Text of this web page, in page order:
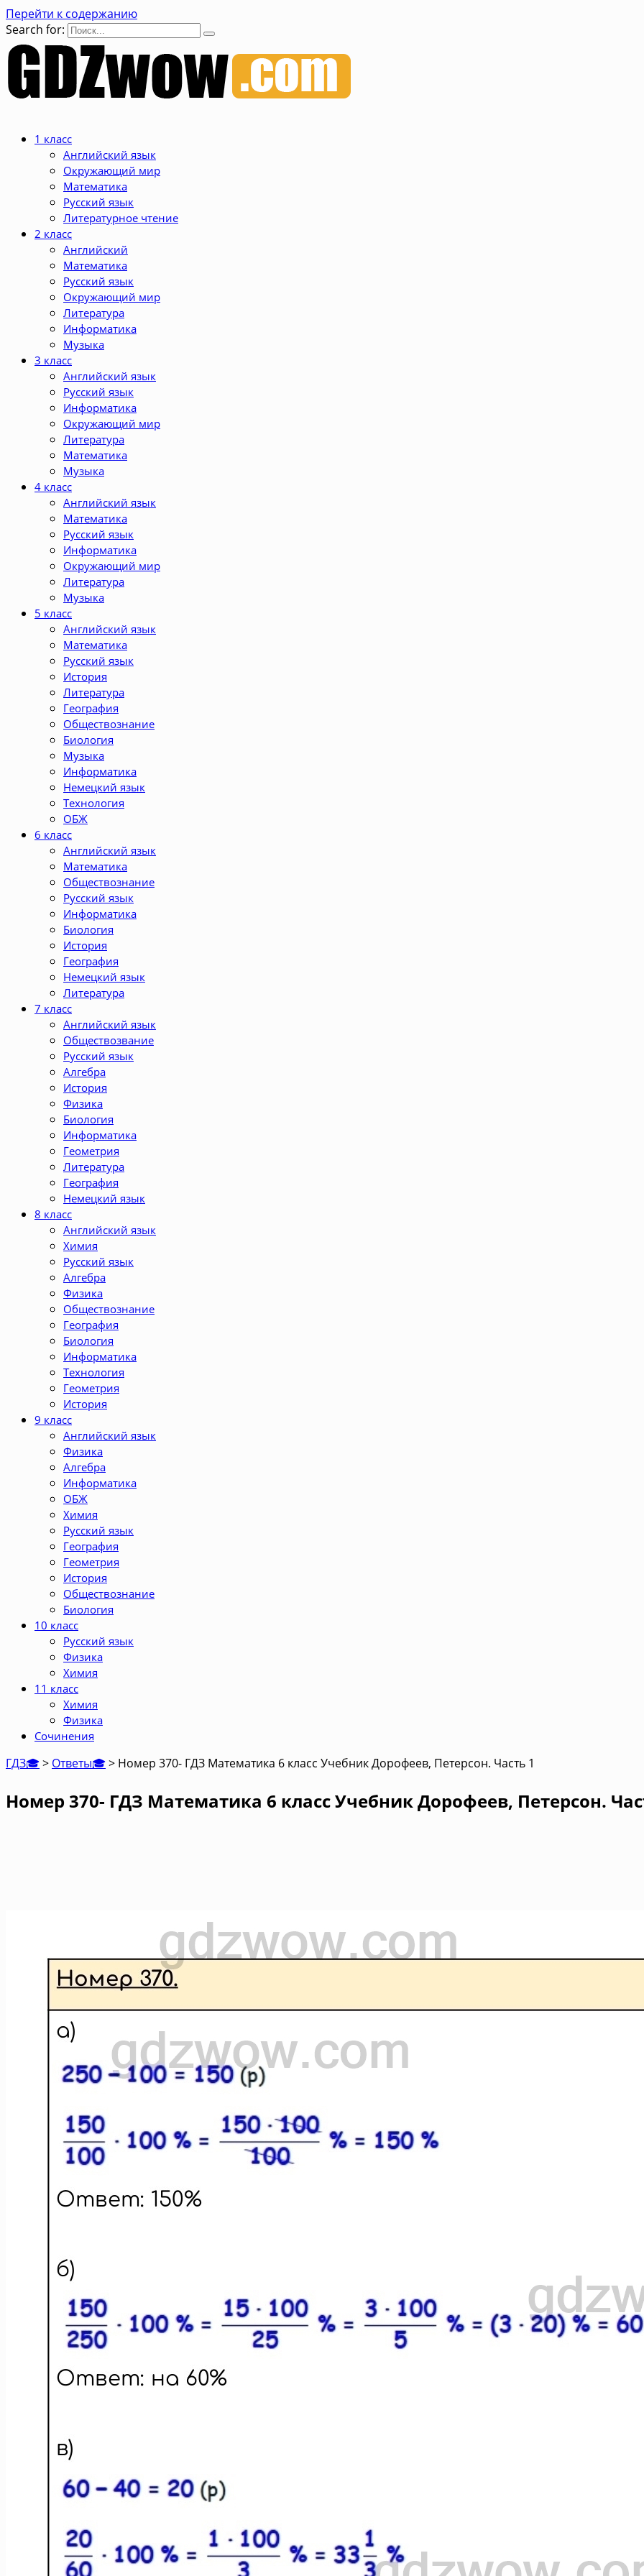
Перейти к содержанию
Search for:
1 класс
Английский язык
Окружающий мир
Математика
Русский язык
Литературное чтение
2 класс
Английский
Математика
Русский язык
Окружающий мир
Литература
Информатика
Музыка
3 класс
Английский язык
Русский язык
Информатика
Окружающий мир
Литература
Математика
Музыка
4 класс
Английский язык
Математика
Русский язык
Информатика
Окружающий мир
Литература
Музыка
5 класс
Английский язык
Математика
Русский язык
История
Литература
География
Обществознание
Биология
Музыка
Информатика
Немецкий язык
Технология
ОБЖ
6 класс
Английский язык
Математика
Обществознание
Русский язык
Информатика
Биология
История
География
Немецкий язык
Литература
7 класс
Английский язык
Обществозвание
Русский язык
Алгебра
История
Физика
Биология
Информатика
Геометрия
Литература
География
Немецкий язык
8 класс
Английский язык
Химия
Русский язык
Алгебра
Физика
Обществознание
География
Биология
Информатика
Технология
Геометрия
История
9 класс
Английский язык
Физика
Алгебра
Информатика
ОБЖ
Химия
Русский язык
География
Геометрия
История
Обществознание
Биология
10 класс
Русский язык
Физика
Химия
11 класс
Химия
Физика
Сочинения
ГДЗ🎓> Ответы🎓> Номер 370- ГДЗ Математика 6 класс Учебник Дорофеев, Петерсон. Часть 1
Номер 370- ГДЗ Математика 6 класс Учебник Дорофеев, Петерсон.